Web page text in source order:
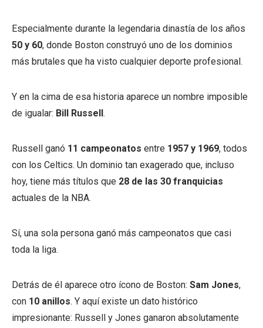
Especialmente durante la legendaria dinastía de los años
50 y 60, donde Boston construyó uno de los dominios
más brutales que ha visto cualquier deporte profesional.
Y en la cima de esa historia aparece un nombre imposible
de igualar: Bill Russell .
Russell ganó 11 campeonatos entre 1957 y 1969, todos
con los Celtics. Un dominio tan exagerado que, incluso
hoy, tiene más títulos que 28 de las 30 franquicias
actuales de la NBA.
Sí, una sola persona ganó más campeonatos que casi
toda la liga.
Detrás de él aparece otro ícono de Boston: Sam Jones,
con 10 anillos. Y aquí existe un dato histórico
impresionante: Russell y Jones ganaron absolutamente